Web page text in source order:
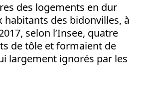
des logements en dur
habitants des bidonvilles, à
selon l’Insee, quatre
de tôle et formaient de
largement ignorés par les